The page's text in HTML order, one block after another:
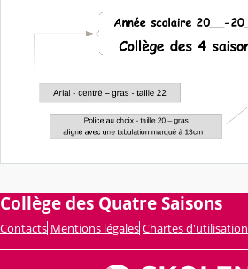
Collège des Quatre Saisons
Contacts Mentions légales Chartes d'utilisation